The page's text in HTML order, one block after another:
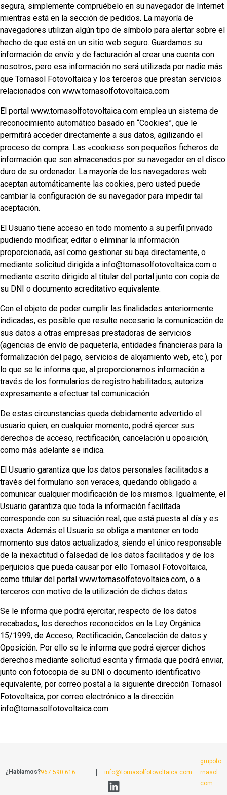
segura, simplemente compruébelo en su navegador de Internet
mientras está en la sección de pedidos. La mayoría de
navegadores utilizan algún tipo de símbolo para alertar sobre el
hecho de que está en un sitio web seguro. Guardamos su
información de envío y de facturación al crear una cuenta con
nosotros, pero esa información no será utilizada por nadie más
que Tornasol Fotovoltaica y los terceros que prestan servicios
relacionados con www.tornasolfotovoltaica.com
El portal www.tornasolfotovoltaica.com emplea un sistema de
reconocimiento automático basado en “Cookies”, que le
permitirá acceder directamente a sus datos, agilizando el
proceso de compra. Las «cookies» son pequeños ficheros de
información que son almacenados por su navegador en el disco
duro de su ordenador. La mayoría de los navegadores web
aceptan automáticamente las cookies, pero usted puede
cambiar la configuración de su navegador para impedir tal
aceptación.
El Usuario tiene acceso en todo momento a su perfil privado
pudiendo modificar, editar o eliminar la información
proporcionada, así como gestionar su baja directamente, o
mediante solicitud dirigida a info@tornasolfotovoltaica.com o
mediante escrito dirigido al titular del portal junto con copia de
su DNI o documento acreditativo equivalente.
Con el objeto de poder cumplir las finalidades anteriormente
indicadas, es posible que resulte necesario la comunicación de
sus datos a otras empresas prestadoras de servicios
(agencias de envío de paquetería, entidades financieras para la
formalización del pago, servicios de alojamiento web, etc.), por
lo que se le informa que, al proporcionarnos información a
través de los formularios de registro habilitados, autoriza
expresamente a efectuar tal comunicación.
De estas circunstancias queda debidamente advertido el
usuario quien, en cualquier momento, podrá ejercer sus
derechos de acceso, rectificación, cancelación u oposición,
como más adelante se indica.
El Usuario garantiza que los datos personales facilitados a
través del formulario son veraces, quedando obligado a
comunicar cualquier modificación de los mismos. Igualmente, el
Usuario garantiza que toda la información facilitada
corresponde con su situación real, que está puesta al día y es
exacta. Además el Usuario se obliga a mantener en todo
momento sus datos actualizados, siendo el único responsable
de la inexactitud o falsedad de los datos facilitados y de los
perjuicios que pueda causar por ello Tornasol Fotovoltaica,
como titular del portal www.tornasolfotovoltaica.com, o a
terceros con motivo de la utilización de dichos datos.
Se le informa que podrá ejercitar, respecto de los datos
recabados, los derechos reconocidos en la Ley Orgánica
15/1999, de Acceso, Rectificación, Cancelación de datos y
Oposición. Por ello se le informa que podrá ejercer dichos
derechos mediante solicitud escrita y firmada que podrá enviar,
junto con fotocopia de su DNI o documento identificativo
equivalente, por correo postal a la siguiente dirección Tornasol
Fotovoltaica, por correo electrónico a la dirección
info@tornasolfotovoltaica.com.
¿Hablamos?967 590 616 info@tornasolfotovoltaica.com
grupoto
rnasol.
com